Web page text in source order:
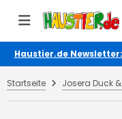
Haustier.de Newsletter:
Startseite